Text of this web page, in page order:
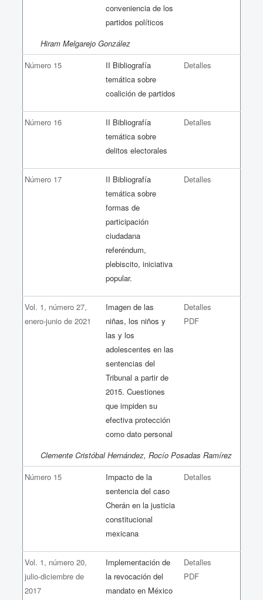
conveniencia de los
partidos políticos
Hiram Melgarejo González
Número 15
II Bibliografía
temática sobre
coalición de partidos
Detalles
Número 16
II Bibliografía
temática sobre
delitos electorales
Detalles
Número 17
II Bibliografía
temática sobre
formas de
participación
ciudadana
referéndum,
plebiscito, iniciativa
popular.
Detalles
Vol. 1, número 27,
enero-junio de 2021
Imagen de las
niñas, los niños y
las y los
adolescentes en las
sentencias del
Tribunal a partir de
2015. Cuestiones
que impiden su
efectiva protección
como dato personal
Detalles
PDF
Clemente Cristóbal Hernández, Rocío Posadas Ramírez
Número 15
Impacto de la
sentencia del caso
Cherán en la justicia
constitucional
mexicana
Detalles
Vol. 1, número 20,
julio-diciembre de
2017
Implementación de
la revocación del
mandato en México
Detalles
PDF